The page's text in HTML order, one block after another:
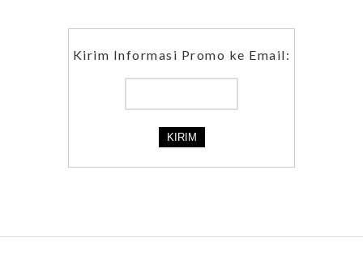
Kirim Informasi Promo ke Email: